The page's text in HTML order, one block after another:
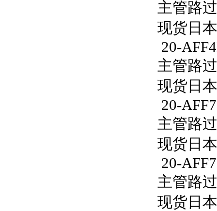
主管路
现货日
20-
主管路
现货日
20-
主管路
现货日
20-
主管路
现货日